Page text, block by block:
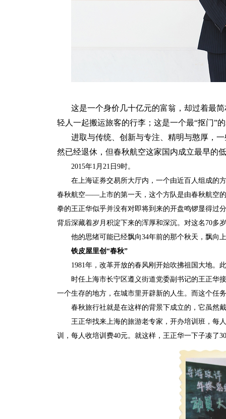
这是一个身价几十亿元的富翁，却过着最
轻人一起搬运旅客的行李；这是一个最“抠门”
进取与传统、创新与专注、精明与憨厚，
然已经退休，但春秋航空这家国内成立最早的
2015年1月21日9时。
在上海证券交易所大厅内，一个由近百人组成
春秋航空——上市的第一天，这个方队是由春秋航空
拳的王正华似乎并没有对即将到来的开盘鸣锣显得
背后深藏着岁月积淀下来的浑厚和深沉。对这名70多
他的思绪可能已经飘向34年前的那个秋天，飘
铁皮屋里创“春秋”
1981年，改革开放的春风刚开始吹拂祖国大地。
时任上海市长宁区遵义街道党委副书记的王正
一个生存的地方，在城市里开辟新的人生。而这个任
春秋旅行社就是在这样的背景下成立的，它虽然
王正华找来上海的旅游老专家，开办培训班，每
训，每人收培训费40元。就这样，王正华一下子凑了